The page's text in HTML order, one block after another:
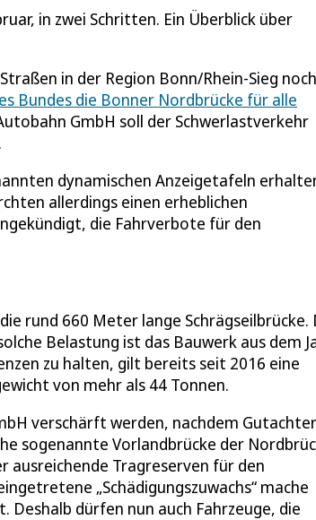
in zwei Schritten. Ein Überblick über
in der Region Bonn/Rhein-Sieg noch
Bundes die Bonner Nordbrücke für alle
GmbH soll der Schwerlastverkehr
dynamischen Anzeigetafeln
allerdings einen erheblichen
die Fahrverbote für den
rund 660 Meter lange Schrägseilbrücke.
Belastung ist das Bauwerk aus dem
zu halten, gilt bereits seit 2016 eine
von mehr als 44 Tonnen.
verschärft werden, nachdem Gutachter
sogenannte Vorlandbrücke der
ausreichende Tragreserven für den
„Schädigungszuwachs“ mache
dürfen nun auch Fahrzeuge, die